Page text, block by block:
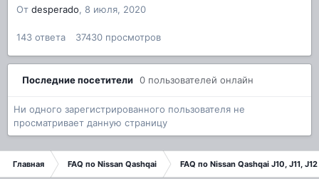
От desperado, 8 июля, 2020
143 ответа 37430 просмотров
Последние посетители 0 пользователей онлайн
Ни одного зарегистрированного пользователя не
просматривает данную страницу
Главная FAQ по Nissan Qashqai FAQ по Nissan Qashqai J10, J11, J12